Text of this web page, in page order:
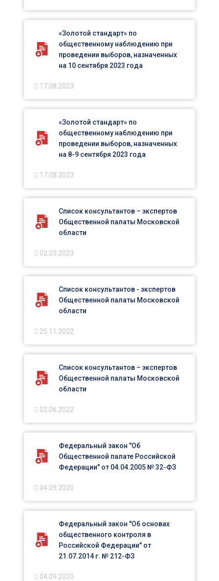
«Золотой стандарт» по
общественному наблюдению при
проведении выборов, назначенных
на 10 сентября 2023 года
17.08.2023
«Золотой стандарт» по
общественному наблюдению при
проведении выборов, назначенных
на 8-9 сентября 2023 года
17.08.2023
Список консультантов – экспертов
Общественной палаты Московской
области
02.03.2023
Список консультантов - экспертов
Общественной палаты Московской
области
25.11.2022
Список консультантов – экспертов
Общественной палаты Московской
области
02.06.2022
Федеральный закон "Об
Общественной палате Российской
Федерации" от 04.04.2005 № 32-ФЗ
04.09.2020
Федеральный закон "Об основах
общественного контроля в
Российской Федерации" от
21.07.2014 г. № 212-ФЗ
04.09.2020